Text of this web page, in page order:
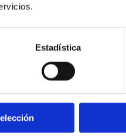
Estadística
DE 18 AÑOS
dirigido, única y
web solo accedan
al que se debe responder
veracidad.